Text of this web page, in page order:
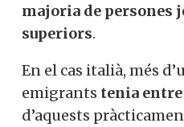
majoria de persones
superiors.
En el cas italià, més
emigrants tenia entre
d’aquests